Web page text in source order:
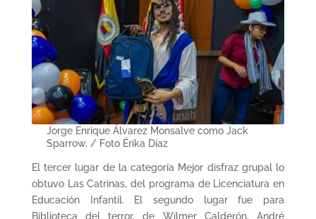
Jorge Enrique Álvarez Monsalve como Jack
Sparrow. / Foto Érika Díaz
El tercer lugar de la categoría Mejor disfraz grupal lo
obtuvo Las Catrinas, del programa de Licenciatura en
Educación Infantil. El segundo lugar fue para
Biblioteca del terror, de Wilmer Calderón, André